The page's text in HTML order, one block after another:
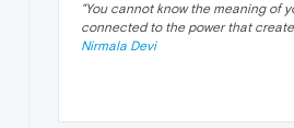
"You cannot know the meaning of
connected to the power that
Nirmala Devi